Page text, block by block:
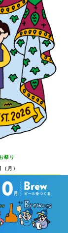
祭り
（月）